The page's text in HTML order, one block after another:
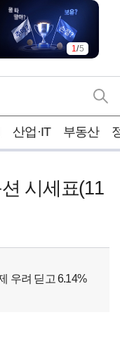
1/5
산업·IT 부동산
시세표(11
우려 딛고 6.14%